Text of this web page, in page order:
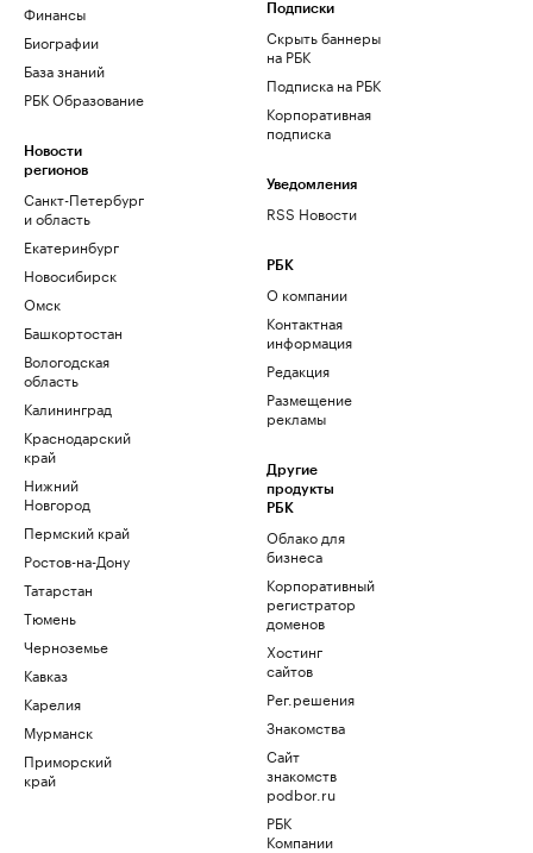
Финансы
Биографии
База знаний
РБК Образование
Новости
регионов
Санкт-Петербург
и область
Екатеринбург
Новосибирск
Омск
Башкортостан
Вологодская
область
Калининград
Краснодарский
край
Нижний
Новгород
Пермский край
Ростов-на-Дону
Татарстан
Тюмень
Черноземье
Кавказ
Карелия
Мурманск
Приморский
край
Подписки
Скрыть баннеры
на РБК
Подписка на РБК
Корпоративная
подписка
Уведомления
RSS Новости
РБК
О компании
Контактная
информация
Редакция
Размещение
рекламы
Другие
продукты
РБК
Облако для
бизнеса
Корпоративный
регистратор
доменов
Хостинг
сайтов
Рег.решения
Знакомства
Сайт
знакомств
podbor.ru
РБК
Компании